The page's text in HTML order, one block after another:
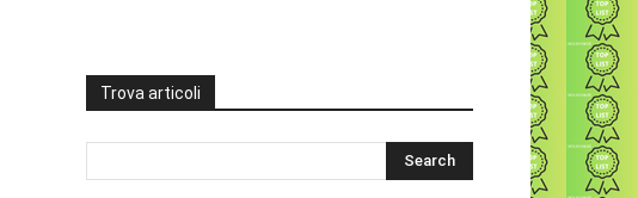
Trova articoli